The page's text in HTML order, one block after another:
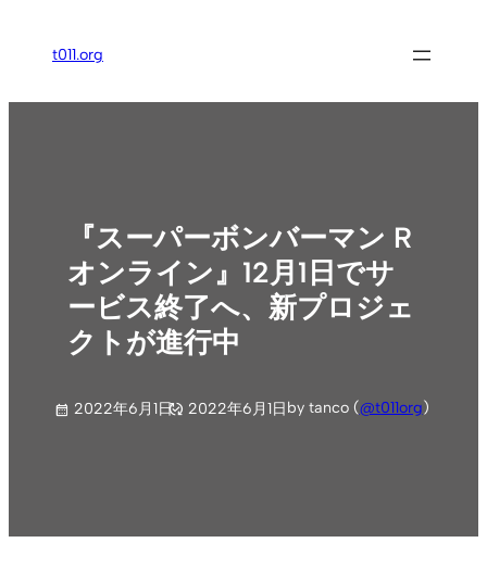
ス
t011.org
『スーパーボンバーマン R
オンライン』12月1日でサ
ービス終了へ、新プロジェ
クトが進行中
2022年6月1日 2022年6月1日by tanco (@t011org)